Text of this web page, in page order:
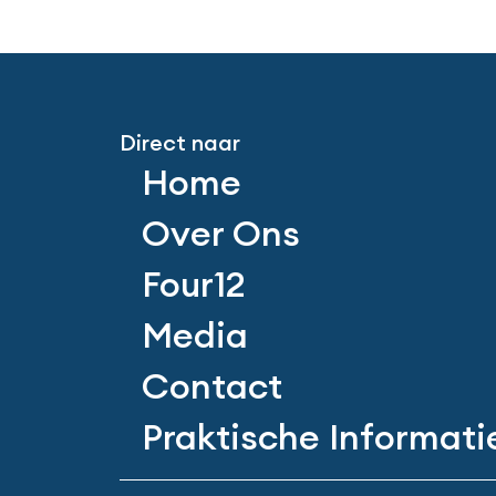
Direct naar
Home
Over Ons
Four12
Media
Contact
Praktische